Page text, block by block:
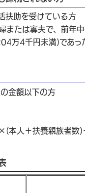
扶助を受けている方
または寡夫で、前年
万4千円未満)であっ
金額以下の方
本人＋扶養親族者数